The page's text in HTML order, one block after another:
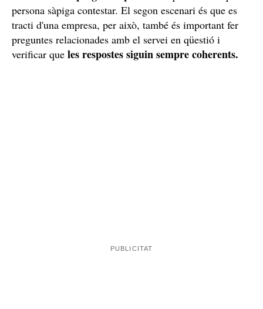
persona sàpiga contestar. El segon escenari és que es
tracti d'una empresa, per això, també és important fer
preguntes relacionades amb el servei en qüestió i
verificar que les respostes siguin sempre coherents.